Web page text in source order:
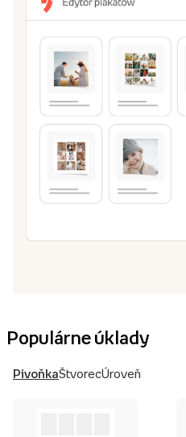
Populárne úklady
PivoňkaŠtvorecÚroveň